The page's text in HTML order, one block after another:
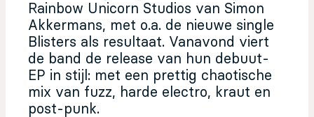
Rainbow Unicorn Studios van Simon
Akkermans, met o.a. de nieuwe single
Blisters als resultaat. Vanavond viert
de band de release van hun debuut-
EP in stijl: met een prettig chaotische
mix van fuzz, harde electro, kraut en
post-punk.